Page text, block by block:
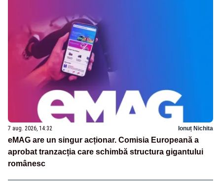
7 aug. 2026, 14:32 Ionuț Nichita
eMAG are un singur acționar. Comisia Europeană a
aprobat tranzacția care schimbă structura gigantului
românesc